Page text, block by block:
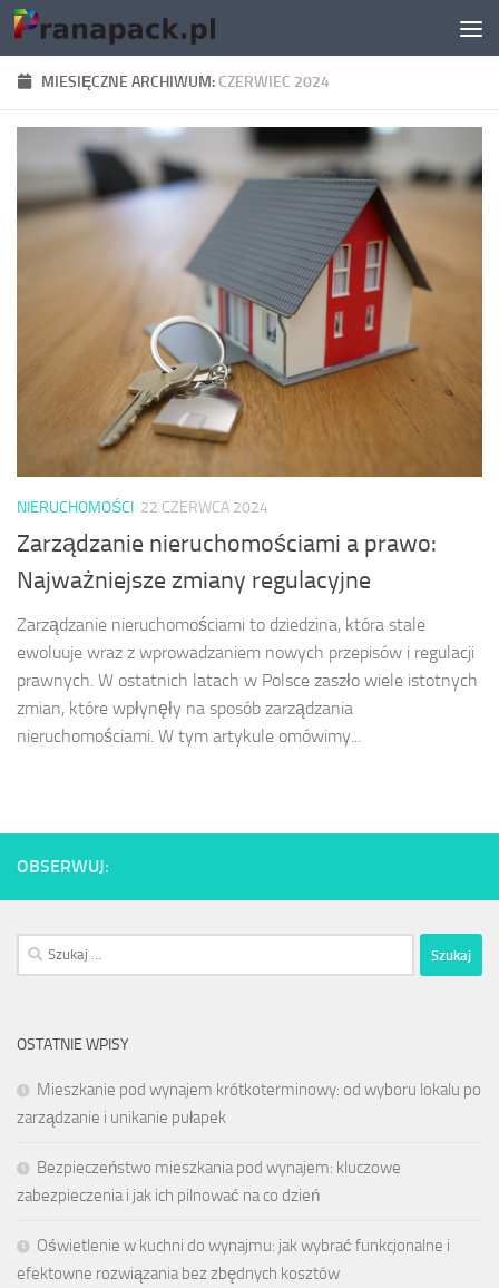
Skip to content
MIESIĘCZNE ARCHIWUM: CZERWIEC 2024
NIERUCHOMOŚCI 22 CZERWCA 2024
Zarządzanie nieruchomościami a prawo:
Najważniejsze zmiany regulacyjne
Zarządzanie nieruchomościami to dziedzina, która stale
ewoluuje wraz z wprowadzaniem nowych przepisów i regulacji
prawnych. W ostatnich latach w Polsce zaszło wiele istotnych
zmian, które wpłynęły na sposób zarządzania
nieruchomościami. W tym artykule omówimy...
OBSERWUJ:
Szukaj:
OSTATNIE WPISY
Mieszkanie pod wynajem krótkoterminowy: od wyboru lokalu po
zarządzanie i unikanie pułapek
Bezpieczeństwo mieszkania pod wynajem: kluczowe
zabezpieczenia i jak ich pilnować na co dzień
Oświetlenie w kuchni do wynajmu: jak wybrać funkcjonalne i
efektowne rozwiązania bez zbędnych kosztów